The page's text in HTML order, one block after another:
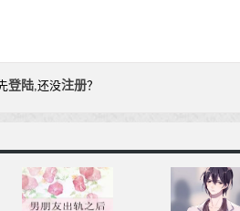
登陆,还没注册？